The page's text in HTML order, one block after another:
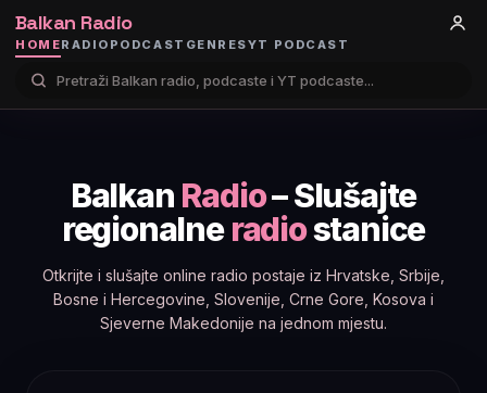
Balkan Radio
HOMERADIO PODCAST GENRESYT PODCAST
Balkan Radio– Slušajte
regionalneradiostanice
Otkrijte i slušajte online radio postaje iz Hrvatske, Srbije,
Bosne i Hercegovine, Slovenije, Crne Gore, Kosova i
Sjeverne Makedonije na jednom mjestu.